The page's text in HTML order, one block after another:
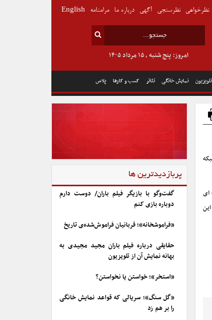
تلویزیون نمایش خانگی تئاتر کسب و کارها پلاس
امروز: پنج شنبه , ۱۵ مرداد ۱۴۰۵
نظرخواهی نظرسنجی آگهی درباره ما مرامنامه English
ای
پربازدیدترین ها
گفت‌وگو با بازیگر فیلم باران/ دوست دارم
دوباره بازی کنم
«فراموشخانه»؛ قربانیان فراموش‌شده‌ی تاریخ
حقایقی درباره فیلم باران مجید مجیدی به
بهانه نمایش آن از تلویزیون
«استخر»؛ خواستن یا نخواستن؟
«گل سنگ»؛ سریالی که قواعد نمایش خانگی
را بر هم زد